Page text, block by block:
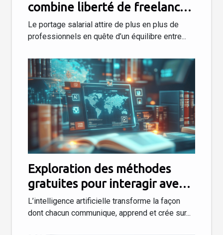
combine liberté de freelance
et sécurité du salariat
Le portage salarial attire de plus en plus de
professionnels en quête d’un équilibre entre...
Exploration des méthodes
gratuites pour interagir avec
l'IA en français
L’intelligence artificielle transforme la façon
dont chacun communique, apprend et crée sur...